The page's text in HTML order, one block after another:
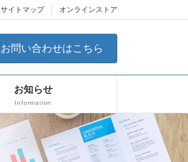
サイトマップ オンラインストア
お問い合わせはこちら
お知らせ
Information